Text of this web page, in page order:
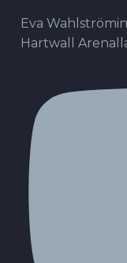
Eva
Hartwall Arenalla